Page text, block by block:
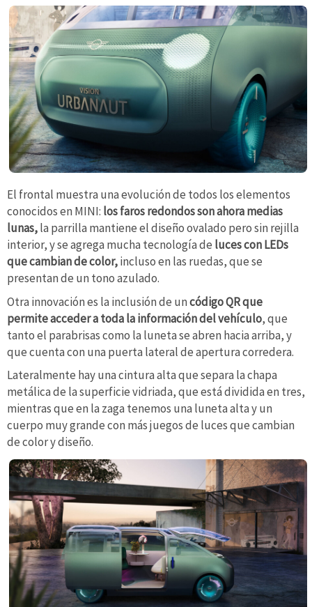
El frontal muestra una evolución de todos los elementos
conocidos en MINI: los faros redondos son ahora medias
lunas,la parrilla mantiene el diseño ovalado pero sin rejilla
interior, y se agrega mucha tecnología de luces con LEDs
que cambian de color,incluso en las ruedas, que se
presentan de un tono azulado.
Otra innovación es la inclusión de uncódigo QR que
permite acceder a toda la información del vehículo, que
tanto el parabrisas como la luneta se abren hacia arriba, y
que cuenta con una puerta lateral de apertura corredera.
Lateralmente hay una cintura alta que separa la chapa
metálica de la superficie vidriada, que está dividida en tres,
mientras que en la zaga tenemos una luneta alta y un
cuerpo muy grande con más juegos de luces que cambian
de color y diseño.